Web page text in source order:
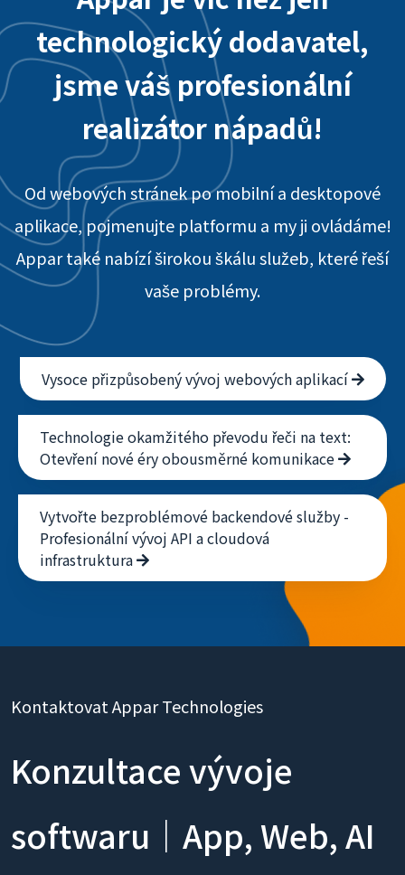
technologický dodavatel,
jsme váš profesionální
realizátor nápadů!
Od webových stránek po mobilní a desktopové
aplikace, pojmenujte platformu a my ji ovládáme!
Appar také nabízí širokou škálu služeb, které řeší
vaše problémy.
Vysoce přizpůsobený vývoj webových aplikací
Technologie okamžitého převodu řeči na text:
Otevření nové éry obousměrné komunikace
Vytvořte bezproblémové backendové služby -
Profesionální vývoj API a cloudová
infrastruktura
Kontaktovat Appar Technologies
Konzultace vývoje
softwaru｜App, Web, AI